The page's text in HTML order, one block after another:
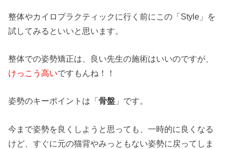
整体やカイロプラクティックに行く前にこの「Style」を
試してみるといいと思います。
整体での姿勢矯正は、良い先生の施術はいいのですが、
けっこう高いですもんね！！
姿勢のキーポイントは「骨盤 」です。
今まで姿勢を良くしようと思っても、一時的に良くなる
けど、すぐに元の猫背やみっともない姿勢に戻ってしま